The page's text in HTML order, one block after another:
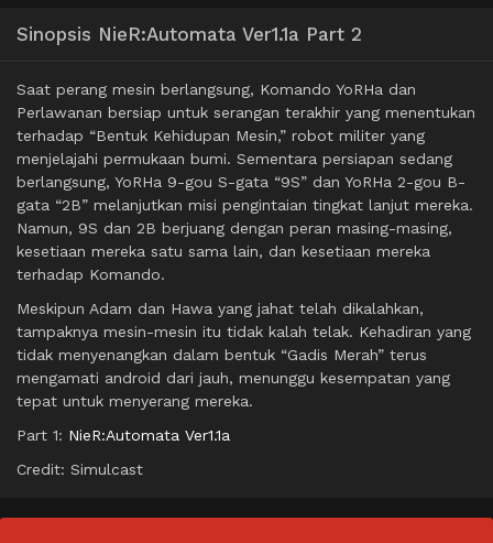
Sinopsis NieR:Automata Ver1.1a Part 2
Saat perang mesin berlangsung, Komando YoRHa dan
Perlawanan bersiap untuk serangan terakhir yang menentukan
terhadap “Bentuk Kehidupan Mesin,” robot militer yang
menjelajahi permukaan bumi. Sementara persiapan sedang
berlangsung, YoRHa 9-gou S-gata “9S” dan YoRHa 2-gou B-
gata “2B” melanjutkan misi pengintaian tingkat lanjut mereka.
Namun, 9S dan 2B berjuang dengan peran masing-masing,
kesetiaan mereka satu sama lain, dan kesetiaan mereka
terhadap Komando.
Meskipun Adam dan Hawa yang jahat telah dikalahkan,
tampaknya mesin-mesin itu tidak kalah telak. Kehadiran yang
tidak menyenangkan dalam bentuk “Gadis Merah” terus
mengamati android dari jauh, menunggu kesempatan yang
tepat untuk menyerang mereka.
Part 1: NieR:Automata Ver1.1a
Credit: Simulcast